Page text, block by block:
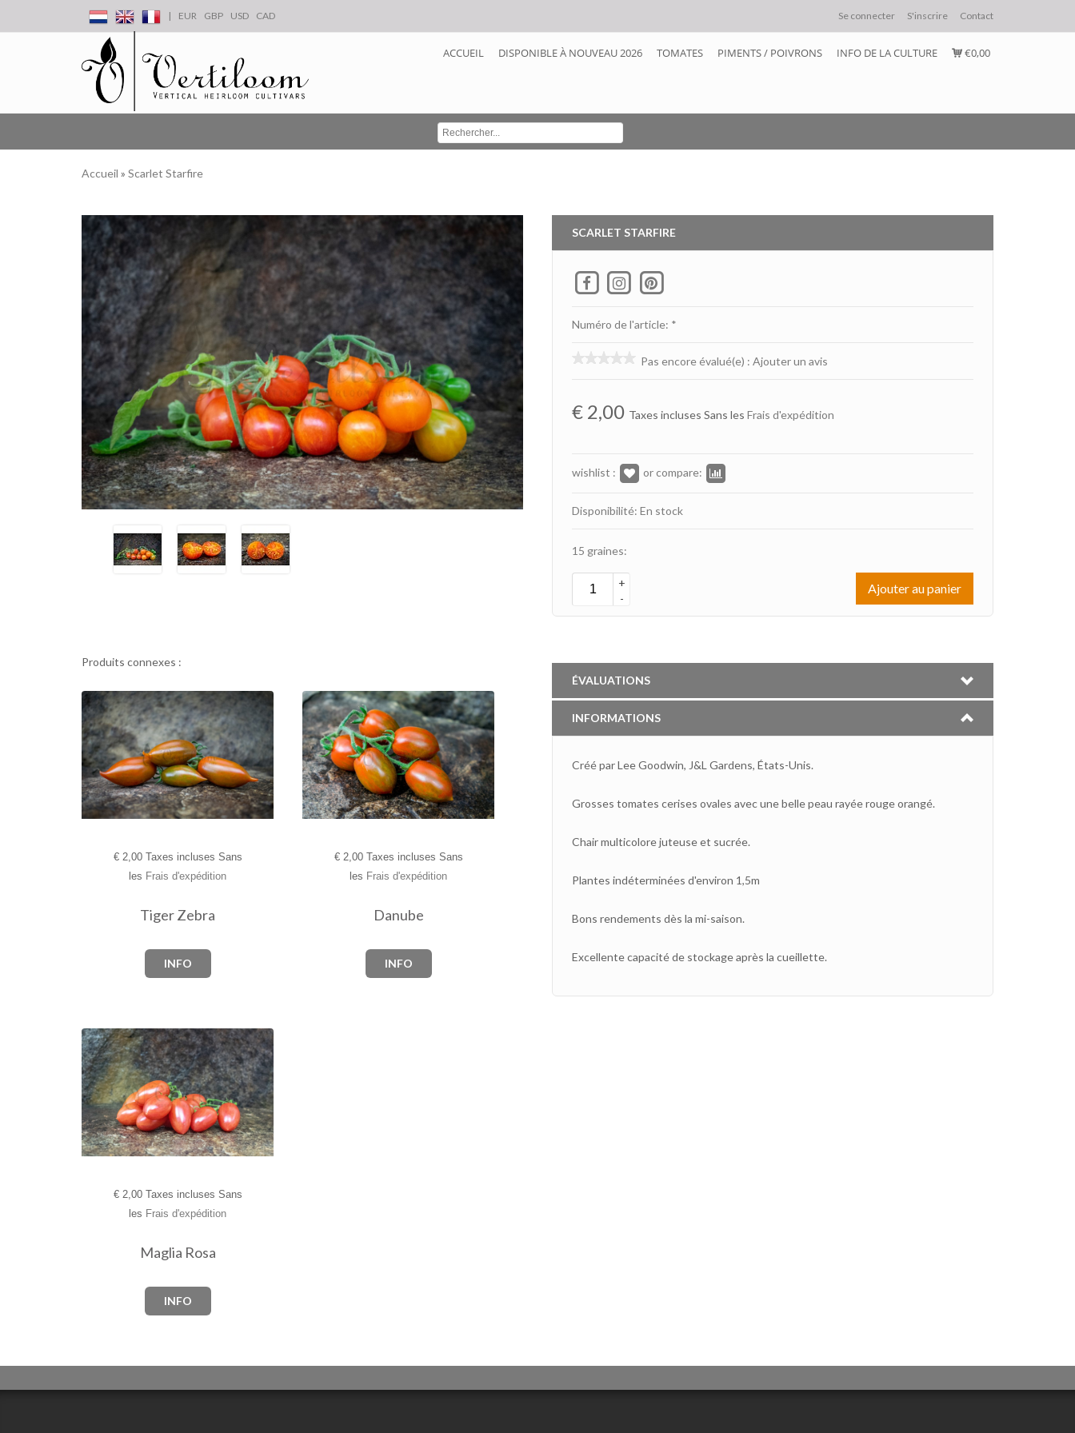
| EUR GBP USD CAD Se connecter S'inscrire Contact
ACCUEIL DISPONIBLE À NOUVEAU 2026 TOMATES PIMENTS / POIVRONS INFO DE LA CULTURE €0,00
Accueil » Scarlet Starfire
SCARLET STARFIRE
Numéro de l'article: *
Pas encore évalué(e) : Ajouter un avis
€ 2,00 Taxes incluses Sans les Frais d'expédition
wishlist : or compare:
Disponibilité: En stock
15 graines:
+
-
Ajouter au panier
Produits connexes :
€2,00 Taxes incluses Sans
les Frais d'expédition
Tiger Zebra
INFO
€2,00 Taxes incluses Sans
les Frais d'expédition
Danube
INFO
€2,00 Taxes incluses Sans
les Frais d'expédition
Maglia Rosa
INFO
ÉVALUATIONS
INFORMATIONS
Créé par Lee Goodwin, J&L Gardens, États-Unis.
Grosses tomates cerises ovales avec une belle peau rayée rouge orangé.
Chair multicolore juteuse et sucrée.
Plantes indéterminées d'environ 1,5m
Bons rendements dès la mi-saison.
Excellente capacité de stockage après la cueillette.